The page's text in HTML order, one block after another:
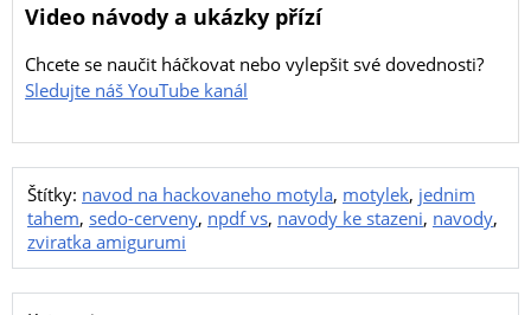
Video návody a ukázky přízí
Chcete se naučit háčkovat nebo vylepšit své dovednosti?
Sledujte náš YouTube kanál
Štítky: navod na hackovaneho motyla, motylek, jednim
tahem, sedo-cerveny, npdf vs, navody ke stazeni, navody,
zviratka amigurumi